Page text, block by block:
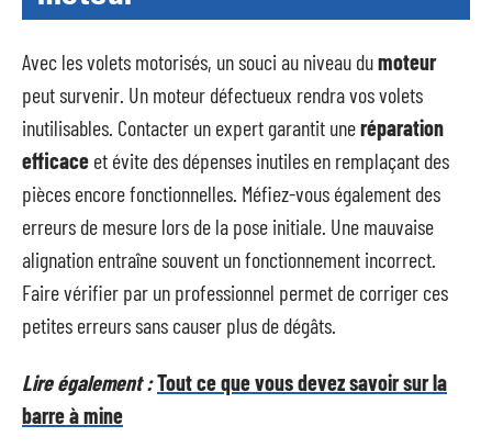
Avec les volets motorisés, un souci au niveau dumoteur
peut survenir. Un moteur défectueux rendra vos volets
inutilisables. Contacter un expert garantit uneréparation
efficace et évite des dépenses inutiles en remplaçant des
pièces encore fonctionnelles. Méfiez-vous également des
erreurs de mesure lors de la pose initiale. Une mauvaise
alignation entraîne souvent un fonctionnement incorrect.
Faire vérifier par un professionnel permet de corriger ces
petites erreurs sans causer plus de dégâts.
Lire également :Tout ce que vous devez savoir sur la
barre à mine